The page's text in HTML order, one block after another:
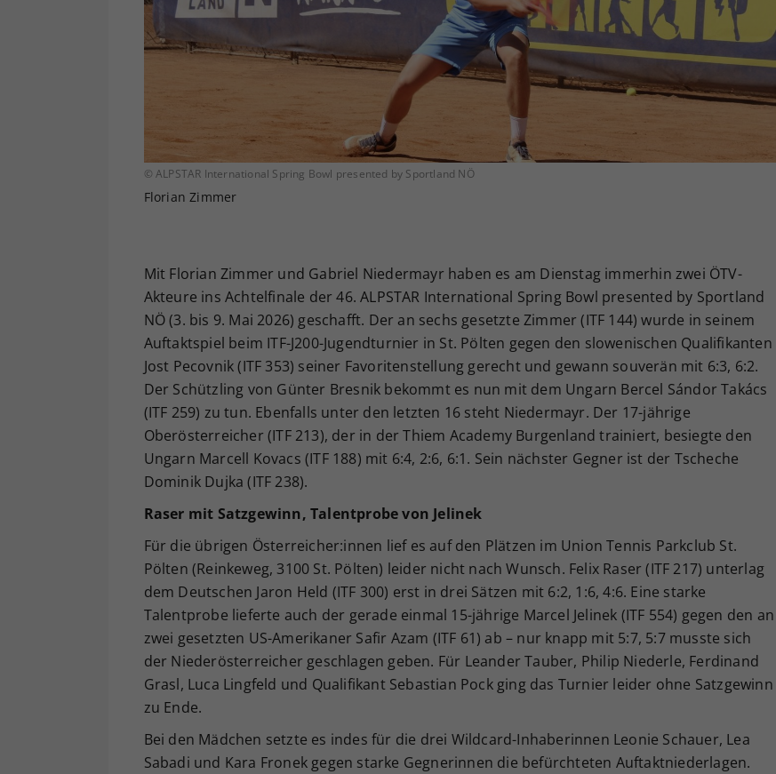
© ALPSTAR International Spring Bowl presented by Sportland NÖ
Florian Zimmer
Mit Florian Zimmer und Gabriel Niedermayr haben es am Dienstag immerhin zwei ÖTV-
Akteure ins Achtelfinale der 46. ALPSTAR International Spring Bowl presented by Sportland
NÖ (3. bis 9. Mai 2026) geschafft. Der an sechs gesetzte Zimmer (ITF 144) wurde in seinem
Auftaktspiel beim ITF-J200-Jugendturnier in St. Pölten gegen den slowenischen Qualifikanten
Jost Pecovnik (ITF 353) seiner Favoritenstellung gerecht und gewann souverän mit 6:3, 6:2.
Der Schützling von Günter Bresnik bekommt es nun mit dem Ungarn Bercel Sándor Takács
(ITF 259) zu tun. Ebenfalls unter den letzten 16 steht Niedermayr. Der 17-jährige
Oberösterreicher (ITF 213), der in der Thiem Academy Burgenland trainiert, besiegte den
Ungarn Marcell Kovacs (ITF 188) mit 6:4, 2:6, 6:1. Sein nächster Gegner ist der Tscheche
Dominik Dujka (ITF 238).
Raser mit Satzgewinn, Talentprobe von Jelinek
Für die übrigen Österreicher:innen lief es auf den Plätzen im Union Tennis Parkclub St.
Pölten (Reinkeweg, 3100 St. Pölten) leider nicht nach Wunsch. Felix Raser (ITF 217) unterlag
dem Deutschen Jaron Held (ITF 300) erst in drei Sätzen mit 6:2, 1:6, 4:6. Eine starke
Talentprobe lieferte auch der gerade einmal 15-jährige Marcel Jelinek (ITF 554) gegen den an
zwei gesetzten US-Amerikaner Safir Azam (ITF 61) ab – nur knapp mit 5:7, 5:7 musste sich
der Niederösterreicher geschlagen geben. Für Leander Tauber, Philip Niederle, Ferdinand
Grasl, Luca Lingfeld und Qualifikant Sebastian Pock ging das Turnier leider ohne Satzgewinn
zu Ende.
Bei den Mädchen setzte es indes für die drei Wildcard-Inhaberinnen Leonie Schauer, Lea
Sabadi und Kara Fronek gegen starke Gegnerinnen die befürchteten Auftaktniederlagen.
Ihrer vorgenommen Einstellungen, falls der
Webseiten-Betreiber dies eingestellt hat.